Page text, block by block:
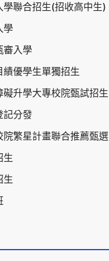
學聯合招生(招收高中生)
學
審入學
優學生單獨招生
升學大專校院甄試招生
記分發
院繁星計畫聯合推薦甄選
生
生